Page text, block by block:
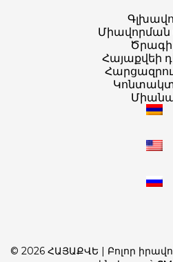
Միավորման
Հայաքվեի
© 2026 ՀԱՅԱՔՎԵ | Բոլոր